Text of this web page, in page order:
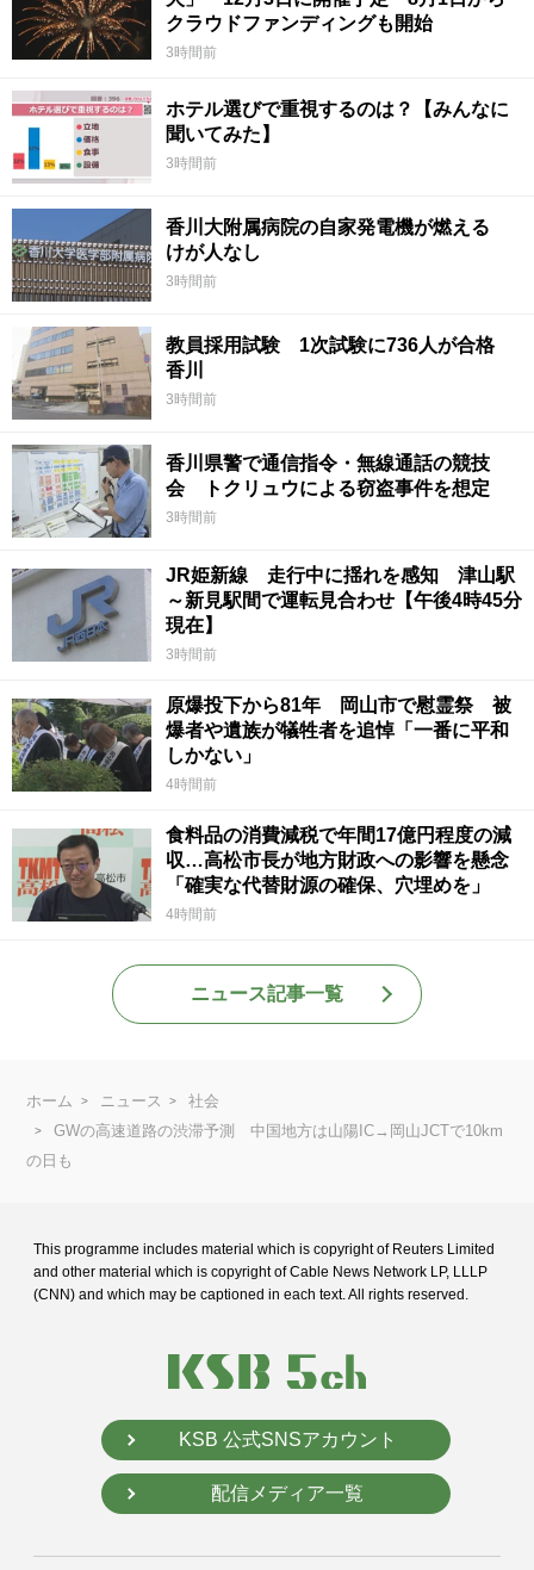
クラウドファンディングも開始
3時間前
ホテル選びで重視するのは？【みんなに
聞いてみた】
3時間前
香川大附属病院の自家発電機が燃える
けが人なし
3時間前
教員採用試験 1次試験に736人が合格
香川
3時間前
香川県警で通信指令・無線通話の競技
会 トクリュウによる窃盗事件を想定
3時間前
JR姫新線 走行中に揺れを感知 津山駅
～新見駅間で運転見合わせ【午後4時45分
現在】
3時間前
原爆投下から81年 岡山市で慰霊祭 被
爆者や遺族が犠牲者を追悼「一番に平和
しかない」
4時間前
食料品の消費減税で年間17億円程度の減
収…高松市長が地方財政への影響を懸念
「確実な代替財源の確保、穴埋めを」
4時間前
ニュース記事一覧
ホーム ニュース
社会
GWの高速道路の渋滞予測 中国地方は山陽IC→岡山JCTで10km
の日も
This programme includes material which is copyright of Reuters Limited
and other material which is copyright of Cable News Network LP, LLLP
(CNN) and which may be captioned in each text. All rights reserved.
KSB 公式SNSアカウント
配信メディア一覧